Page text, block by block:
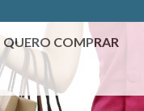
QUERO COMPRAR